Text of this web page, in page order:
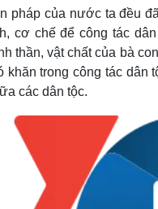
Việt Nam
Phân tích
Đời sống
Nhà đẹp
Blog
Tình yêu - Gia đình
pháp của nước ta đều
cơ chế để công tác
thần, vật chất của bà
khăn trong công tác
các dân tộc.